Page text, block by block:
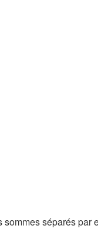
sommes séparés